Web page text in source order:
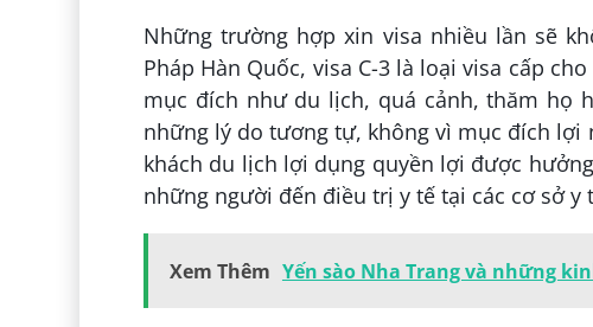
Những trường hợp xin visa nhiều lần sẽ
Pháp Hàn Quốc, visa C-3 là loại visa cấp
mục đích như du lịch, quá cảnh, thăm họ
những lý do tương tự, không vì mục đích
khách du lịch lợi dụng quyền lợi được
những người đến điều trị y tế tại các cơ sở y
Xem Thêm Yến sào Nha Trang và những